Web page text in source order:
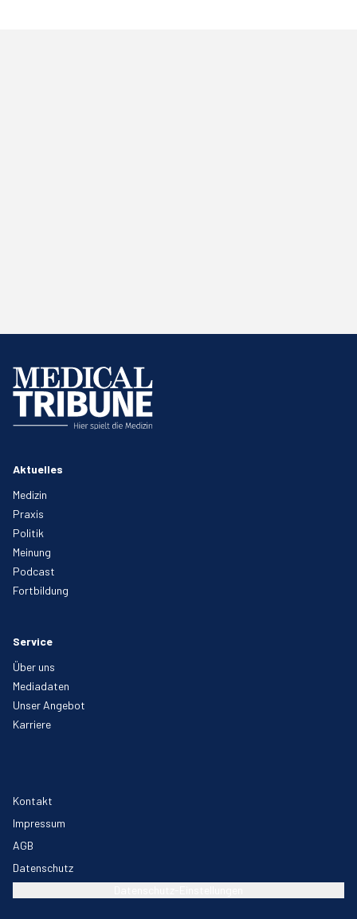
Aktuelles
Medizin
Praxis
Politik
Meinung
Podcast
Fortbildung
Service
Über uns
Mediadaten
Unser Angebot
Karriere
Kontakt
Impressum
AGB
Datenschutz